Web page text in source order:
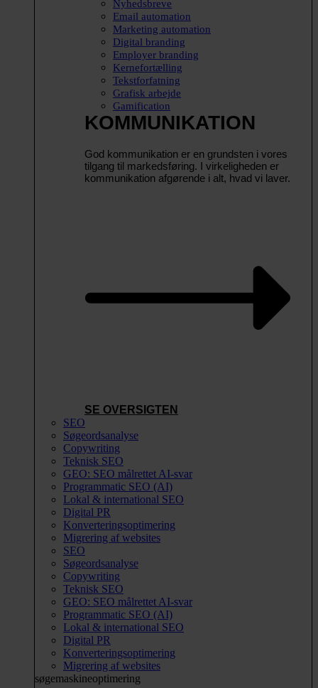
Nyhedsbreve
Email automation
Marketing automation
Digital branding
Employer branding
Kernefortælling
Tekstforfatning
Grafisk arbejde
Gamification
KOMMUNIKATION
God kommunikation er en grundsten i vores
tilgang til markedsføring. I virkeligheden er
kommunikation afgørende i alt, hvad vi laver.
SE OVERSIGTEN
SEO
Søgeordsanalyse
Copywriting
Teknisk SEO
GEO: SEO målrettet AI-svar
Programmatic SEO (AI)
Lokal & international SEO
Digital PR
Konverteringsoptimering
Migrering af websites
SEO
Søgeordsanalyse
Copywriting
Teknisk SEO
GEO: SEO målrettet AI-svar
Programmatic SEO (AI)
Lokal & international SEO
Digital PR
Konverteringsoptimering
Migrering af websites
søgemaskineoptimering